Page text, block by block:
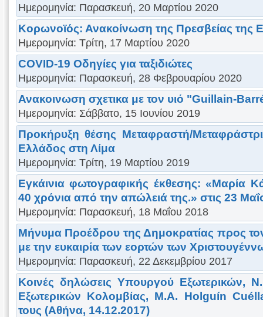
Ημερομηνία: Παρασκευή, 20 Μαρτίου 2020
Κορωνοϊός: Ανακοίνωση της Πρεσβείας της
Ημερομηνία: Τρίτη, 17 Μαρτίου 2020
COVID-19 Οδηγίες για ταξιδιώτες
Ημερομηνία: Παρασκευή, 28 Φεβρουαρίου 2020
Ανακοινωση σχετικα με τον υιό "Guillain-
Ημερομηνία: Σάββατο, 15 Ιουνίου 2019
Προκήρυξη θέσης Μεταφραστή/
Ελλάδος στη Λίμα
Ημερομηνία: Τρίτη, 19 Μαρτίου 2019
Εγκάινια φωτογραφικής έκθεσης: «Μαρία
40 χρόνια από την απώλειά της.» στις 23
Ημερομηνία: Παρασκευή, 18 Μαΐου 2018
Μήνυμα Προέδρου της Δημοκρατίας προς
με την ευκαιρία των εορτών των
Ημερομηνία: Παρασκευή, 22 Δεκεμβρίου 2017
Κοινές δηλώσεις Υπουργού Εξωτερικών,
Εξωτερικών Κολομβίας, Μ.Α. Holguín
τους (Αθήνα, 14.12.2017)